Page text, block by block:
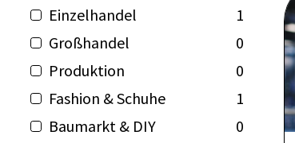
Einzelhandel
1
Großhandel
0
Produktion
0
Fashion & Schuhe
1
Baumarkt & DIY
0